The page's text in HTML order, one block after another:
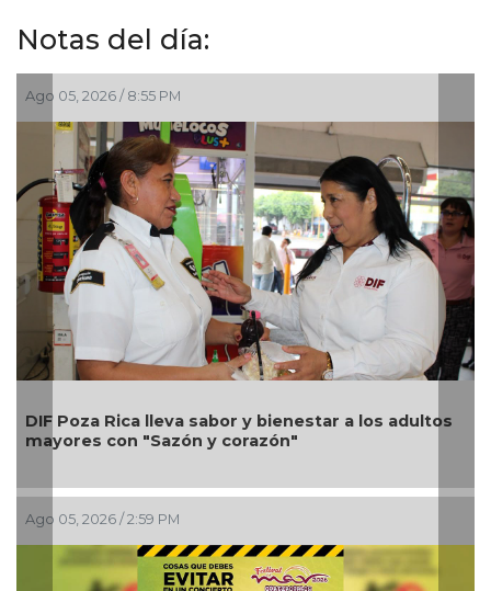
Notas del día:
Ago 05, 2026 / 2:23 PM
Una silla de ruedas, un nuevo apoyo para Flor
Alondra: Pedro Miguel y Sonia Marie responden a
petición de familia
Ago 05, 2026 / 12:13 PM